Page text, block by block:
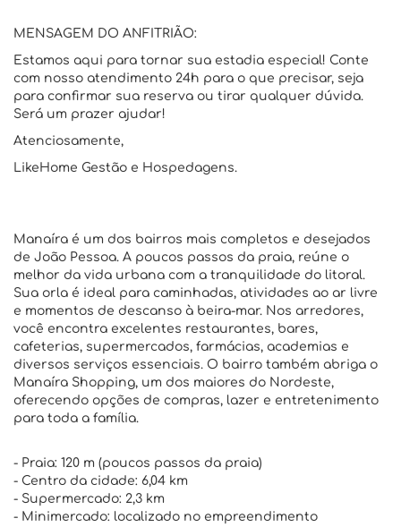
MENSAGEM DO ANFITRIÃO:
Estamos aqui para tornar sua estadia especial! Conte
com nosso atendimento 24h para o que precisar, seja
para confirmar sua reserva ou tirar qualquer dúvida.
Será um prazer ajudar!
Atenciosamente,
LikeHome Gestão e Hospedagens.
Manaíra é um dos bairros mais completos e desejados
de João Pessoa. A poucos passos da praia, reúne o
melhor da vida urbana com a tranquilidade do litoral.
Sua orla é ideal para caminhadas, atividades ao ar livre
e momentos de descanso à beira-mar. Nos arredores,
você encontra excelentes restaurantes, bares,
cafeterias, supermercados, farmácias, academias e
diversos serviços essenciais. O bairro também abriga o
Manaíra Shopping, um dos maiores do Nordeste,
oferecendo opções de compras, lazer e entretenimento
para toda a família.
- Praia: 120 m (poucos passos da praia)
- Centro da cidade: 6,04 km
- Supermercado: 2,3 km
- Minimercado: localizado no empreendimento